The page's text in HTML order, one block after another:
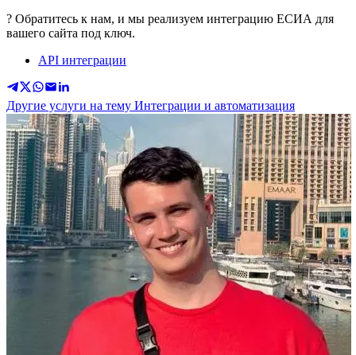
? Обратитесь к нам, и мы реализуем интеграцию ЕСИА для
вашего сайта под ключ.
API интеграции
Другие услуги на тему Интеграции и автоматизация